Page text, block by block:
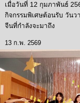
เมื่อวันที่ 12 กุมภาพันธ์
กิจกรรมพิเศษต้อนรับ วันว
จีนที่กำลังจะมาถึง
13 ก.พ. 2569